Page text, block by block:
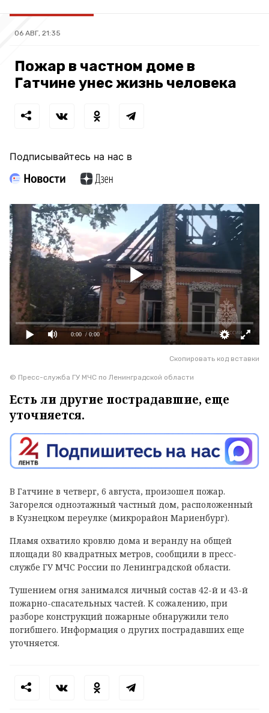
06 АВГ, 21:35
Пожар в частном доме в
Гатчине унес жизнь человека
Подписывайтесь на нас в
0:00 / 0:00
Скопировать код вставки
© Пресс-служба ГУ МЧС по Ленинградской области
Есть ли другие пострадавшие, еще
уточняется.
В Гатчине в четверг, 6 августа, произошел пожар.
Загорелся одноэтажный частный дом, расположенный
в Кузнецком переулке (микрорайон Мариенбург).
Пламя охватило кровлю дома и веранду на общей
площади 80 квадратных метров, сообщили в пресс-
службе ГУ МЧС России по Ленинградской области.
Тушением огня занимался личный состав 42-й и 43-й
пожарно-спасательных частей. К сожалению, при
разборе конструкций пожарные обнаружили тело
погибшего. Информация о других пострадавших еще
уточняется.